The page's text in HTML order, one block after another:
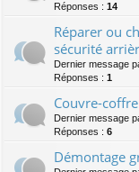
Réponses : 14
Réparer ou
sécurité
Dernier message
Réponses : 1
Couvre-
Dernier message
Réponses : 6
Démontage